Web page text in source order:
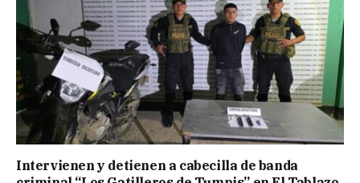
Intervienen y detienen a cabecilla de banda